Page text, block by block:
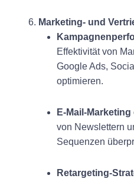
6. Marketing- und
Effektivität von
Google Ads,
optimieren.
E-Mail-
von Newslettern
Sequenzen
Retargeting-